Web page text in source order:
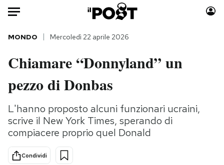
Auto
HOME
Italia
Politica
Tecnologia
Scienza
Consumismi
Storie/Idee
MONDO Mercoledì 22 aprile 2026
Chiamare “Donnyland” un
pezzo di Donbas
L'hanno proposto alcuni funzionari ucraini,
scrive il New York Times, sperando di
compiacere proprio quel Donald
Condividi